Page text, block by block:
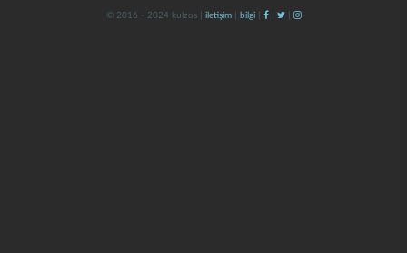
kapat
© 2016 - 2024 kulzos | iletişim| bilgi| | |